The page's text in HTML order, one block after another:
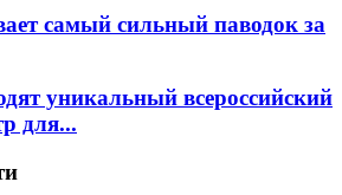
самый сильный паводок за
уникальный всероссийский
для...